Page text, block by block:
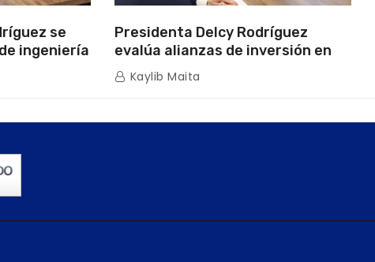
se
ingeniería
y
Presidenta Delcy Rodríguez
evalúa alianzas de inversión en
hidrocarburos con Cámara
Africana de Energía
Kaylib Maita